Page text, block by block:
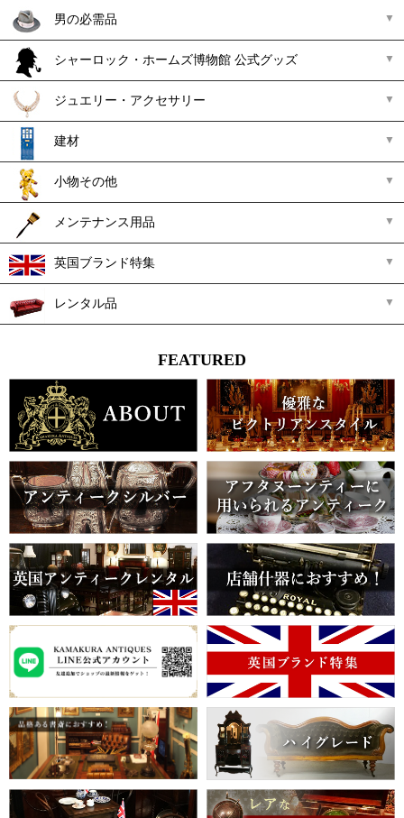
男の必需品
シャーロック・ホームズ博物館 公式グッズ
ジュエリー・アクセサリー
建材
小物その他
メンテナンス用品
英国ブランド特集
レンタル品
FEATURED